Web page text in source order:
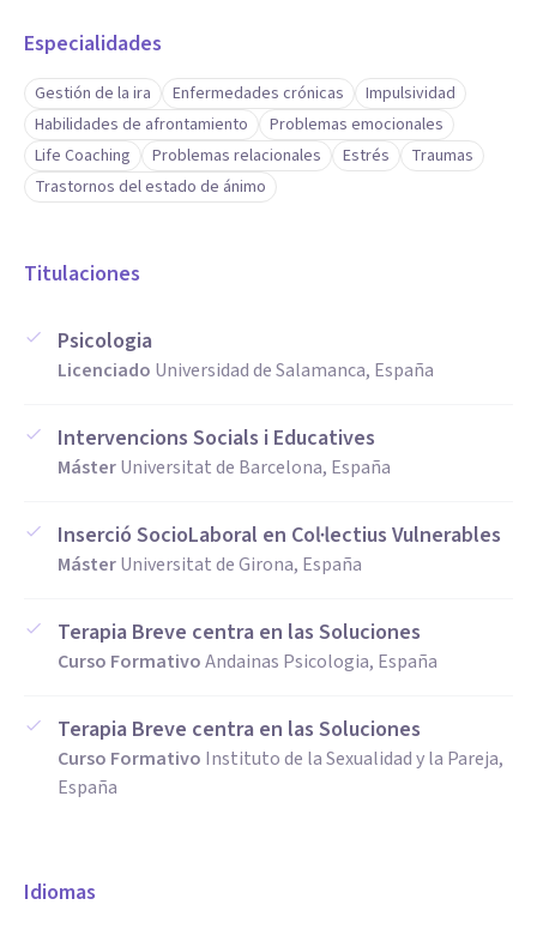
Especialidades
Gestión de la ira Enfermedades crónicas
Impulsividad
Habilidades de afrontamiento
Problemas emocionales
Life Coaching
Problemas relacionales Estrés
Traumas
Trastornos del estado de ánimo
Titulaciones
Psicologia
Licenciado Universidad de Salamanca, España
Intervencions Socials i Educatives
MásterUniversitat de Barcelona, España
Inserció SocioLaboral en Col·lectius Vulnerables
MásterUniversitat de Girona, España
Terapia Breve centra en las Soluciones
Curso FormativoAndainas Psicologia, España
Terapia Breve centra en las Soluciones
Curso Formativo Instituto de la Sexualidad y la Pareja,
España
Idiomas